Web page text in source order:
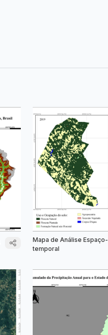
Mapa de Análise Espaço-
temporal